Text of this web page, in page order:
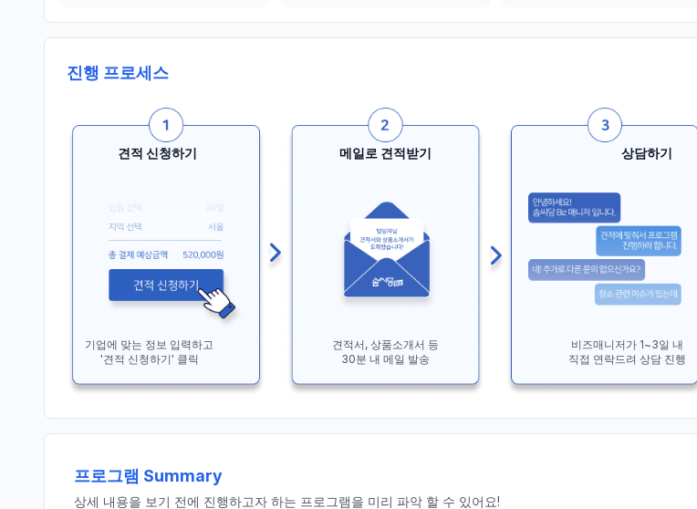
진행 프로세스
견적 신청하기
기업에 맞는 정보 입력하고
'견적 신청하기' 클릭
메일로 견적받기
견적서, 상품소개서 등
30분 내 메일 발송
상담하기
비즈매니저가 1~3일 내
직접 연락드려 상담 진행
프로그램 Summary
상세 내용을 보기 전에 진행하고자 하는 프로그램을 미리 파악 할 수 있어요!